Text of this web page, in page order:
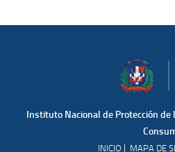
Instituto Nacional de Protección de
INICIO | MAPA DE